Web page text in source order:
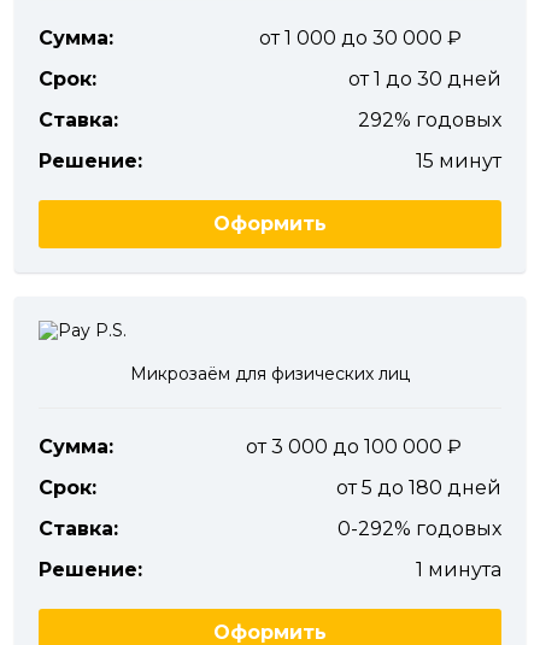
Сумма:
от 1 000 до 30 000
Срок:
от 1 до 30 дней
Ставка:
292% годовых
Решение:
15 минут
Оформить
Микрозаём для физических лиц
Сумма:
от 3 000 до 100 000
Срок:
от 5 до 180 дней
Ставка:
0-292% годовых
Решение:
1 минута
Оформить